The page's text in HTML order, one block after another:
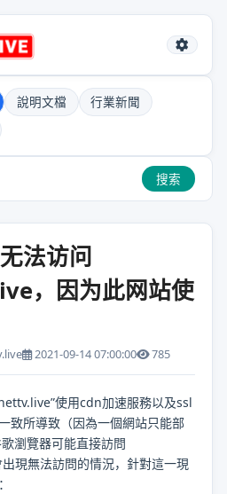
說明文檔
行業新聞
搜索
法访问
，因为此网站使
2021-09-14 07:00:00 785
使用cdn加速服務以及ssl
致所導致（因為一個網站只能部
瀏覽器可能直接訪問
現無法訪問的情況，針對這一現